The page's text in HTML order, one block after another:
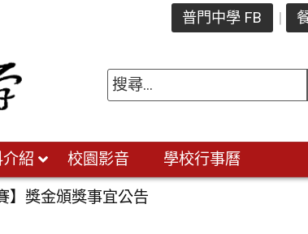
普門中學 FB
紹 校園影音 學校行事曆
】獎金頒獎事宜公告